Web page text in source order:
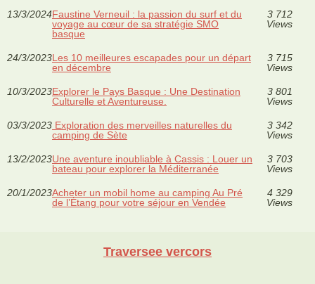
13/3/2024Faustine Verneuil : la passion du surf et du
voyage au cœur de sa stratégie SMO
basque
3 712
Views
24/3/2023Les 10 meilleures escapades pour un départ
en décembre
3 715
Views
10/3/2023Explorer le Pays Basque : Une Destination
Culturelle et Aventureuse.
3 801
Views
03/3/2023 Exploration des merveilles naturelles du
camping de Sète
3 342
Views
13/2/2023Une aventure inoubliable à Cassis : Louer un
bateau pour explorer la Méditerranée
3 703
Views
20/1/2023Acheter un mobil home au camping Au Pré
de l’Étang pour votre séjour en Vendée
4 329
Views
Traversee vercors